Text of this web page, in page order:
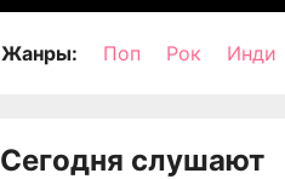
Жанры: Поп Рок Инди
Сегодня слушают